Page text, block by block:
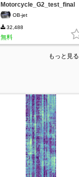
Motorcycle_G2_test_final
OB-jet
32,488
無料
もっと見る